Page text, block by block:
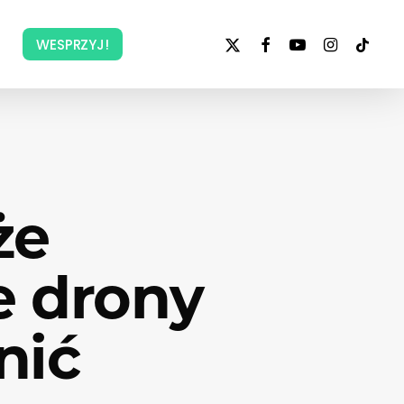
WESPRZYJ!
x-
facebookyoutubeinstagram
tiktok
drony